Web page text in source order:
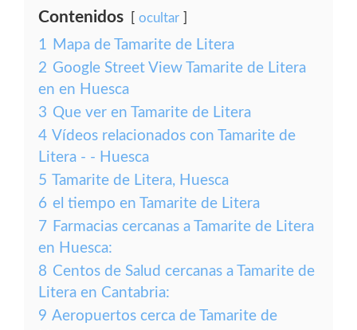
Contenidos ocultar
1 Mapa de Tamarite de Litera
2 Google Street View Tamarite de Litera
en en Huesca
3 Que ver en Tamarite de Litera
4 Vídeos relacionados con Tamarite de
Litera - - Huesca
5 Tamarite de Litera, Huesca
6 el tiempo en Tamarite de Litera
7 Farmacias cercanas a Tamarite de Litera
en Huesca:
8 Centos de Salud cercanas a Tamarite de
Litera en Cantabria:
9 Aeropuertos cerca de Tamarite de